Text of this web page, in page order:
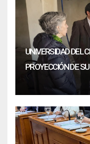
UNIVERSIDAD DEL
PROYECCIÓN DE